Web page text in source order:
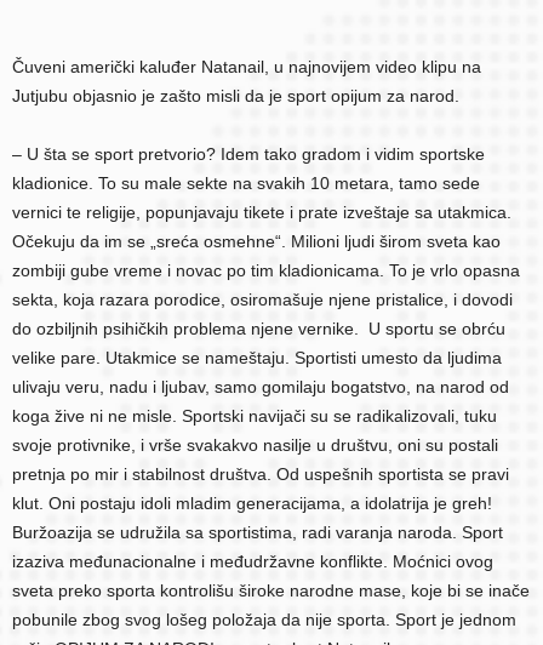
Čuveni američki kaluđer Natanail, u najnovijem video klipu na
Jutjubu objasnio je zašto misli da je sport opijum za narod.
– U šta se sport pretvorio? Idem tako gradom i vidim sportske
kladionice. To su male sekte na svakih 10 metara, tamo sede
vernici te religije, popunjavaju tikete i prate izveštaje sa utakmica.
Očekuju da im se „sreća osmehne“. Milioni ljudi širom sveta kao
zombiji gube vreme i novac po tim kladionicama. To je vrlo opasna
sekta, koja razara porodice, osiromašuje njene pristalice, i dovodi
do ozbiljnih psihičkih problema njene vernike. U sportu se obrću
velike pare. Utakmice se nameštaju. Sportisti umesto da ljudima
ulivaju veru, nadu i ljubav, samo gomilaju bogatstvo, na narod od
koga žive ni ne misle. Sportski navijači su se radikalizovali, tuku
svoje protivnike, i vrše svakakvo nasilje u društvu, oni su postali
pretnja po mir i stabilnost društva. Od uspešnih sportista se pravi
klut. Oni postaju idoli mladim generacijama, a idolatrija je greh!
Buržoazija se udružila sa sportistima, radi varanja naroda. Sport
izaziva međunacionalne i međudržavne konflikte. Moćnici ovog
sveta preko sporta kontrolišu široke narodne mase, koje bi se inače
pobunile zbog svog lošeg položaja da nije sporta. Sport je jednom